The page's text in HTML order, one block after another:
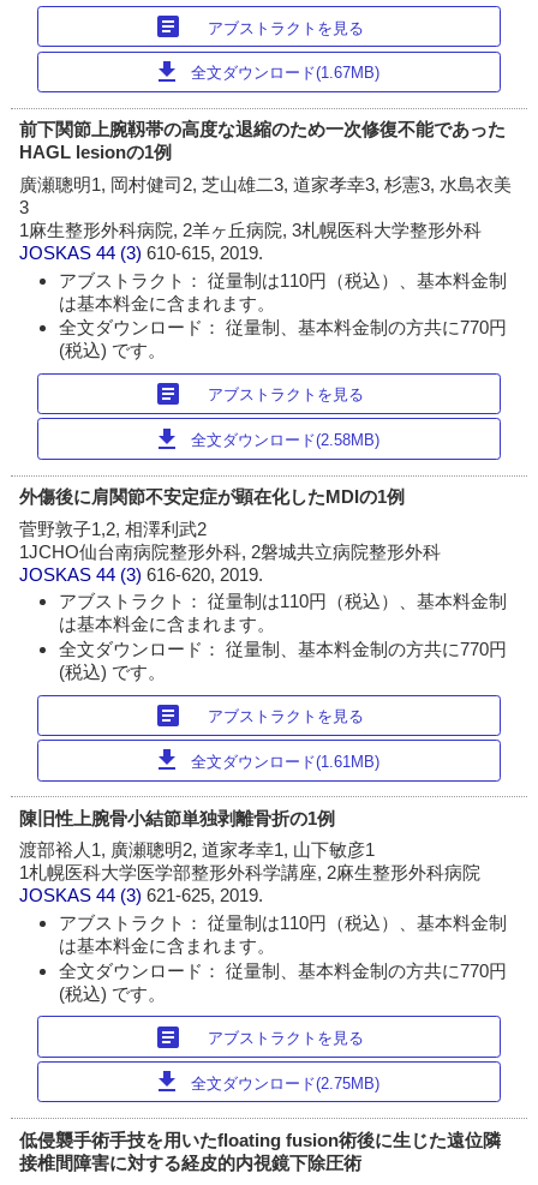
article アブストラクトを見る
download 全文ダウンロード(1.67MB)
前下関節上腕靱帯の高度な退縮のため一次修復不能であった
HAGL lesionの1例
廣瀬聰明1, 岡村健司2, 芝山雄二3, 道家孝幸3, 杉憲3, 水島衣美
3
1麻生整形外科病院, 2羊ヶ丘病院, 3札幌医科大学整形外科
JOSKAS 44 (3)610-615, 2019.
アブストラクト： 従量制は110円（税込）、基本料金制
は基本料金に含まれます。
全文ダウンロード： 従量制、基本料金制の方共に770円
(税込) です。
article アブストラクトを見る
download 全文ダウンロード(2.58MB)
外傷後に肩関節不安定症が顕在化したMDIの1例
菅野敦子1,2, 相澤利武2
1JCHO仙台南病院整形外科, 2磐城共立病院整形外科
JOSKAS 44 (3)616-620, 2019.
アブストラクト： 従量制は110円（税込）、基本料金制
は基本料金に含まれます。
全文ダウンロード： 従量制、基本料金制の方共に770円
(税込) です。
article アブストラクトを見る
download 全文ダウンロード(1.61MB)
陳旧性上腕骨小結節単独剥離骨折の1例
渡部裕人1, 廣瀬聰明2, 道家孝幸1, 山下敏彦1
1札幌医科大学医学部整形外科学講座, 2麻生整形外科病院
JOSKAS 44 (3)621-625, 2019.
アブストラクト： 従量制は110円（税込）、基本料金制
は基本料金に含まれます。
全文ダウンロード： 従量制、基本料金制の方共に770円
(税込) です。
article アブストラクトを見る
download 全文ダウンロード(2.75MB)
低侵襲手術手技を用いたfloating fusion術後に生じた遠位隣
接椎間障害に対する経皮的内視鏡下除圧術